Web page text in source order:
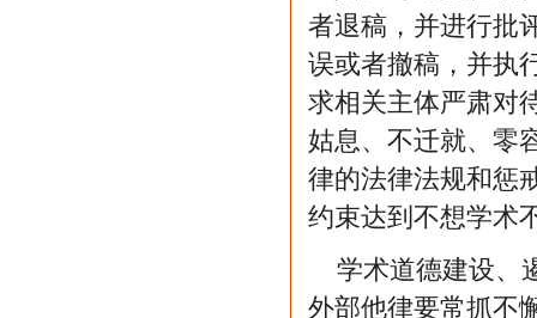
者退稿，并进行批
误或者撤稿，并执
求相关主体严肃对
姑息、不迁就、零
律的法律法规和惩
约束达到不想学术
学术道德建设、
外部他律要常抓不